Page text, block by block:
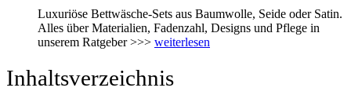
Luxuriöse Bettwäsche-Sets aus Baumwolle, Seide oder Satin.
Alles über Materialien, Fadenzahl, Designs und Pflege in
unserem Ratgeber >>> weiterlesen
Inhaltsverzeichnis